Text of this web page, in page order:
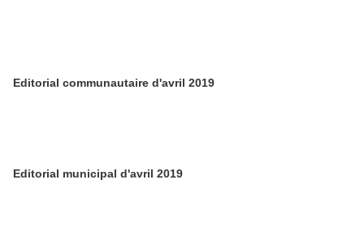
Editorial communautaire d'avril 2019
Editorial municipal d'avril 2019